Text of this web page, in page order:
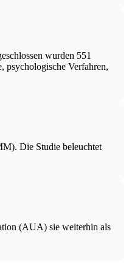
wurden 551
psychologische Verfahren,
Die Studie beleuchtet
(AUA) sie weiterhin als